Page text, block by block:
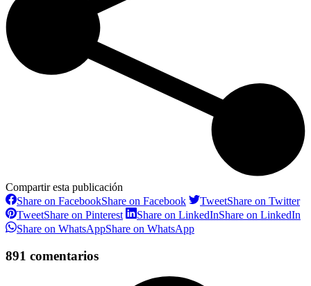
Compartir esta publicación
Share on FacebookShare on Facebook TweetShare on Twitter
TweetShare on Pinterest Share on LinkedInShare on LinkedIn
Share on WhatsAppShare on WhatsApp
891 comentarios